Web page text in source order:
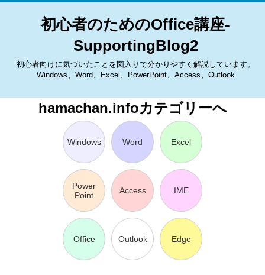
初心者のためのOffice講座-
SupportingBlog2
初心者向けに気づいたことを図入りで分かりやすく解説しています。
Windows、Word、Excel、PowerPoint、Access、Outlook
hamachan.infoカテゴリーへ
Windows Word Excel
Power
Point
Access IME
Office Outlook Edge